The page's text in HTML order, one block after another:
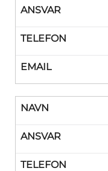
ANSVAR
TELEFON
EMAIL
NAVN
ANSVAR
TELEFON